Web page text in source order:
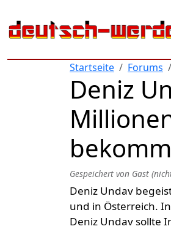
Startseite
Forums
Deniz
Gespeichert von Gast
Deniz Undav
und in Österreich.
Deniz Undav sollte